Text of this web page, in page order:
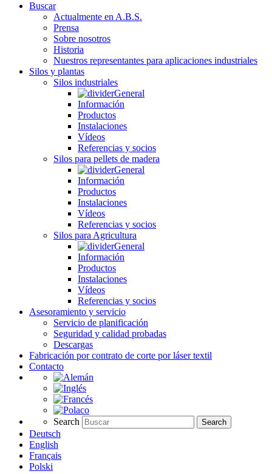
Buscar
Actualmente en A.B.S.
Prensa
Sobre nosotros
Historia
Nuestros representantes para aplicaciones industriales
Silos y plantas
Silos industriales
General
Información
Productos
Instalaciones
Vídeos
Referencias y socios
Silos para pellets de madera
General
Información
Productos
Instalaciones
Vídeos
Referencias y socios
Silos para Agricultura
General
Información
Productos
Instalaciones
Vídeos
Referencias y socios
Asesoramiento y servicio
Servicio de planificación
Seguridad y calidad probadas
Descargas
Fabricación por contrato de corte por láser textil
Contacto
Search Search
Deutsch
English
Français
Polski